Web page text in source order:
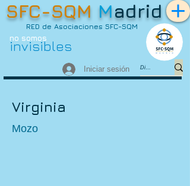
SFC-SQM Madrid
no somos
invisibles
RED de Asociaciones SFC-SQM
Iniciar sesión
Virginia
Mozo